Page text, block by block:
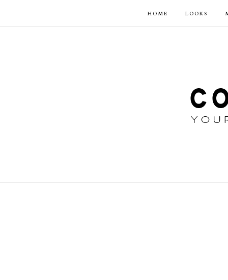
HOME LOOKS